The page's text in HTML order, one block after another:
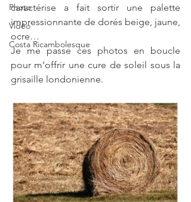
Photo
Vidéo
Costa Ricambolesque
caractérise a fait sortir une palette
impressionnante de dorés beige, jaune,
ocre…
Je me passe ces photos en boucle
pour m’offrir une cure de soleil sous la
grisaille londonienne.